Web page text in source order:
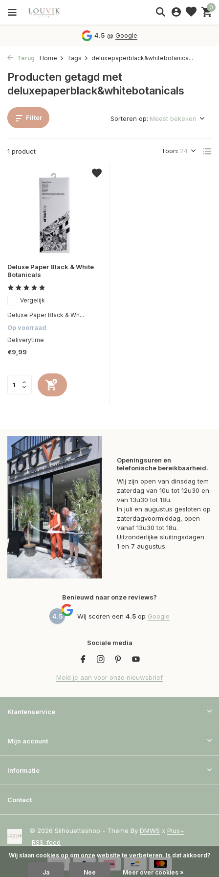
0
4.5 @Google
Terug Home Tags deluxepaperblack&whitebotanica...
Producten getagd met
deluxepaperblack&whitebotanicals
Filter
1 product Toon:
Sorteren op:
Deluxe Paper Black & White
Botanicals
Vergelijk
Deluxe Paper Black & Wh...
Op voorraad
Deliverytime
€9,99
Openingsuren en
telefonische bereikbaarheid.
Wij zijn open van dinsdag tem
zaterdag van 10u tot 12u30 en
van 13u30 tot 18u.
In juli en augustus gesloten op
zaterdagvoormiddag, open
vanaf 13u30 tot 18u.
Uitzonderlijke sluitingsdagen :
1 en 7 augustus.
Benieuwd naar onze reviews?
4.5 Wij scoren een 4.5 op Google
Sociale media
Meld je aan voor onze nieuwsbrief
Klantenservice
Mijn account
Informatie
Contact
© 2026 Silhouetteshop - Theme By DMWS x Plus+
RSS-feed
Wij slaan cookies op om onze website te verbeteren. Is dat akkoord?
Ja Nee Meer over cookies »